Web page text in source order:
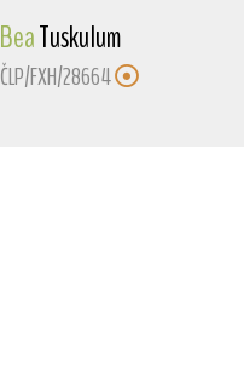
BeaTuskulum
ČLP/FXH/28664